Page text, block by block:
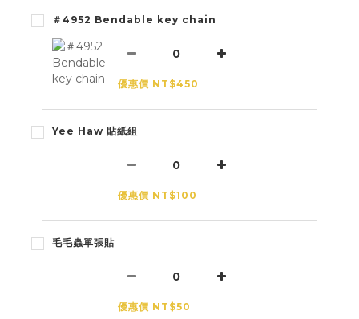
＃4952 Bendable key chain
優惠價 NT$450
Yee Haw 貼紙組
優惠價 NT$100
毛毛蟲單張貼
優惠價 NT$50